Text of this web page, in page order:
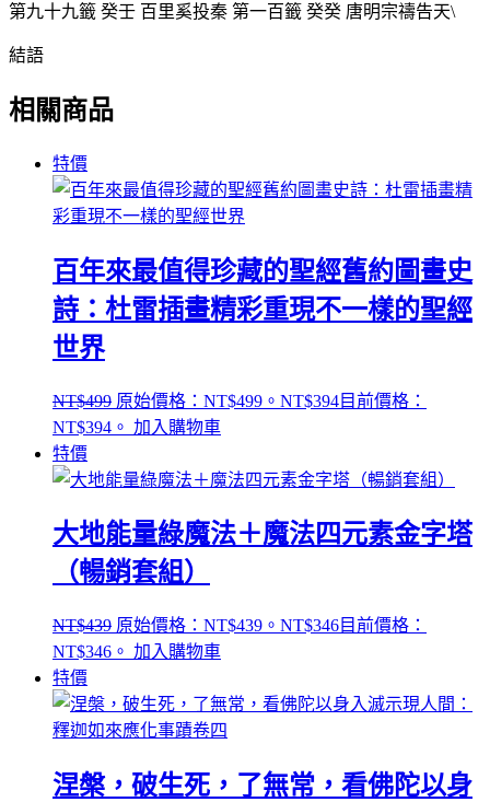
第九十九籤 癸壬 百里奚投秦 第一百籤 癸癸 唐明宗禱告天\
結語
相關商品
特價
百年來最值得珍藏的聖經舊約圖畫史
詩：杜雷插畫精彩重現不一樣的聖經
世界
NT$499 原始價格：NT$499。 NT$394目前價格：
NT$394。 加入購物車
特價
大地能量綠魔法＋魔法四元素金字塔
（暢銷套組）
NT$439 原始價格：NT$439。 NT$346目前價格：
NT$346。 加入購物車
特價
涅槃，破生死，了無常，看佛陀以身